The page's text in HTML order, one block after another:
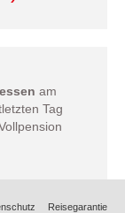
am
Tag
Reisegarantie